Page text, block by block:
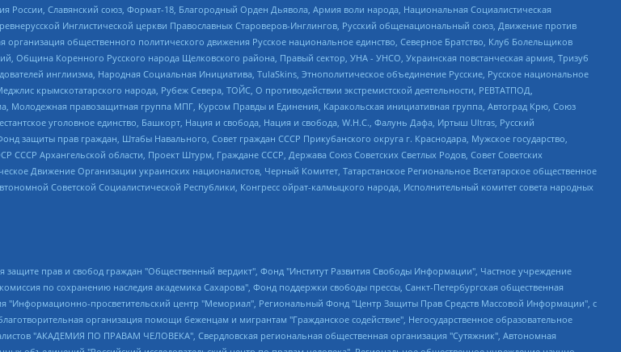
России, Славянский союз, Формат-18, Благородный Орден Дьявола, Армия воли народа, Национальная Социалистическая
Инглистической церкви Православных Староверов-Инглингов, Русский общенациональный союз, Движение против
общественного политического движения Русское национальное единство, Северное Братство, Клуб Болельщиков
Община Коренного Русского народа Щелковского района, Правый сектор, УНА - УНСО, Украинская повстанческая армия, Тризуб
инглиизма, Народная Социальная Инициатива, TulaSkins, Этнополитическое объединение Русские, Русское национальное
крымскотатарского народа, Рубеж Севера, ТОЙС, О противодействии экстремистской деятельности, РЕВТАТПОД,
правозащитная группа МПГ, Курсом Правды и Единения, Каракольская инициативная группа, Автоград Крю, Союз
уголовное единство, Башкорт, Нация и свобода, Нация и свобода, W.H.С., Фалунь Дафа, Иртыш Ultras, Русский
прав граждан, Штабы Навального, Совет граждан СССР Прикубанского округа г. Краснодара, Мужское государство,
Архангельской области, Проект Штурм, Граждане СССР, Держава Союз Советских Светлых Родов, Совет Советских
Движение Организации украинских националистов, Черный Комитет, Татарстанское Региональное Всетатарское общественное
Советской Социалистической Республики, Конгресс ойрат-калмыцкого народа, Исполнительный комитет совета народных
Николаевна, Мароховская Алеся Алексеевна, Шлейнов Роман Юрьевич, Шмагун Олеся Валентиновна, Общество с ограниченной ответственностью "Альтаир 2021", Общество с ограниченной ответственностью "Вега 2021", Общество с ограниченной ответственностью "Главный редактор 2021", Общество с ограниченной ответственностью "Ромашки монолит", Важенков Артем Валерьевич, Ивановская областная общественная организация "Центр гендерных исследований", Гурман Юрий Альбертович, Медиапроект "ОВД-Инфо", Егоров Владимир Владимирович, Жилинский Владимир Александрович, Общество с ограниченной ответственностью "ЗП", Иванова София Юрьевна, Карезина Инна Павловна, Кильтау Екатерина Викторовна, Петров Алексей Викторович, Пискунов Сергей Евгеньевич, Смирнов Сергей Сергеевич, Тихонов Михаил Сергеевич, Общество с ограниченной ответственностью "ЖУРНАЛИСТ-ИНОСТРАННЫЙ АГЕНТ", Арапова Галина Юрьевна, Вольтская Татьяна Анатольевна, Американская компания "Mason G.E.S. Anonymous Foundation" (США), являющаяся владельцем интернет-издания https://mnews.world/, Компания "Stichting Bellingcat", зарегистрированная в Нидерландах (дата регистрации 11.07.2018), Захаров Андрей Вячеславович, Клепиковская Екатерина Дмитриевна, Общество с ограниченной ответственностью "МЕМО", Перл Роман Александрович, Симонов Евгений Алексеевич, Соловьева Елена Анатольевна, Сотников Даниил Владимирович, Сурначева Елизавета Дмитриевна, Автономная некоммерческая организация по защите прав человека и информированию населения "Якутия – Наше Мнение", Общество с ограниченной ответственностью "Москоу диджитал медиа", с 26.01.2023 Общество с ограниченной ответственностью "Чайка Белые сады", Ветошкина Валерия Валерьевна, Заговора Максим Александрович, Межрегиональное общественное движение "Российская ЛГБТ - сеть", Оленичев Максим Владимирович, Павлов Иван Юрьевич, Скворцова Елена Сергеевна, Общество с ограниченной ответственностью "Как бы инагент", Кочетков Игорь Викторович, Общество с ограниченной ответственностью "Честные выборы", Еланчик Олег Александрович, Общество с ограниченной ответственностью "Нобелевский призыв", Гималова Регина Эмилевна, Григорьев Андрей Валерьевич, Григорьева Алина Александровна, Ассоциация по содействию защите прав призывников, альтернативнослужащих и военнослужащих "Правозащитная группа "Гражданин.Армия.Право", Хисамова Регина Фаритовна, Автономная некоммерческая организация по реализации социально-правовых программ "Лилит", Дальневосточное общественное движение "Маяк", Санкт-Петербургская ЛГБТ-инициативная группа "Выход", Инициативная группа ЛГБТ+ "Реверс", Алексеев Андрей Викторович, Бекбулатова Таисия Львовна, Беляев Иван Михайлович, Владыкина Елена Сергеевна, Гельман Марат Александрович, Никульшина Вероника Юрьевна, Толоконникова Надежда Андреевна, Шендерович Виктор Анатольевич, Общество с ограниченной ответственностью "Данное сообщение", Общество с ограниченной ответственностью Издательский дом "Новая глава", Айнбиндер Александра Александровна, Московский комьюнити-центр для ЛГБТ+инициатив, Благотворительный фонд развития филантропии, Deutsche Welle (Германия, Kurt-Schumacher-Strasse 3, 53113 Bonn), Борзунова Мария Михайловна, Воробьев Виктор Викторович, Голубева Анна Львовна, Константинова Алла Михайловна, Малкова Ирина Владимировна, Мурадов Мурад Абдулгалимович, Осетинская Елизавета Николаевна, Понасенков Евгений Николаевич, Ганапольский Матвей Юрьевич, Киселев Евгений Алексеевич, Борухович Ирина Григорьевна, Дремин Иван Тимофеевич, Дубровский Дмитрий Викторович, Красноярская региональная общественная организация поддержки и развития альтернативных образовательных технологий и межкультурных коммуникаций "ИНТЕРРА", Маяковская Екатерина Алексеевна, Фейгин Марк Захарович, Филимонов Андрей Викторович, Дзугкоева Регина Николаевна, Доброхотов Роман Александрович, Дудь Юрий Александрович, Елкин Сергей Владимирович, Кругликов Кирилл Игоревич, Сабунаева Мария Леонидовна, Семенов Алексей Владимирович, Шаинян Карен Багратович, Шульман Екатерина Михайловна, Асафьев Артур Валерьевич, Вахштайн Виктор Семенович, Венедиктов Алексей Алексеевич, Лушникова Екатерина Евгеньевна, Волков Леонид Михайлович, Невзоров Александр Глебович, Пархоменко Сергей Борисович, Сироткин Ярослав Николаевич, Кара-Мурза Владимир Владимирович, Баранова Наталья Владимировна, Гозман Леонид Яковлевич, Кагарлицкий Борис Юльевич, Климарев Михаил Валерьевич, Милов Владимир Станиславович, Автономная некоммерческая организация Краснодарский центр современного искусства "Типография", Моргенштерн Алишер Тагирович, Соболь Любовь Эдуардовна, Общество с ограниченной ответственностью "ЛИЗА НОРМ", Каспаров Гарри Кимович, Ходорковский Михаил Борисович, Общество с ограниченной ответственностью "Апрельские тезисы", Данилович Ирина Брониславовна, Кашин Олег Владимирович, Петров Николай Владимирович, Пивоваров Алексей Владимирович, Соколов Михаил Владимирович, Цветкова Юлия Владимировна, Чичваркин Евгений Александрович, Комитет против пыток/Команда против пыток, Общество с ограниченной ответственностью "Первый научный", Общество с ограниченной ответственностью "Вертолет и ко", Белоцерковская Вероника Борисовна, Кац Максим Евгеньевич, Лазарева Татьяна Юрьевна, Шаведдинов Руслан Табризович, Яшин Илья Валерьевич, Общество с ограниченной ответственностью "Иноагент ААВ", Алешковский Дмитрий Петрович, Альбац Евгения Марковна, Быков Дмитрий Львович, Галямина Юлия Евгеньевна, Лойко Сергей Леонидович, Мартынов Кирилл Константинович, Медведев Сергей Александрович, Крашенинников Федор Геннадиевич, Гордеева Катерина Вл